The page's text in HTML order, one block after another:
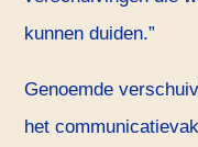
kunnen duiden.”
Genoemde
het